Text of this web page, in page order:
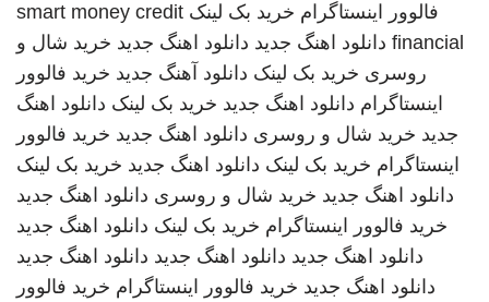
فالوور اینستاگرام خرید بک لینک smart money credit
financial دانلود اهنگ جدید دانلود اهنگ جدید خرید شال و
روسری خرید بک لینک دانلود آهنگ جدید خرید فالوور
اینستاگرام دانلود اهنگ جدید خرید بک لینک دانلود اهنگ
جدید خرید شال و روسری دانلود اهنگ جدید خرید فالوور
اینستاگرام خرید بک لینک دانلود اهنگ جدید خرید بک لینک
دانلود اهنگ جدید خرید شال و روسری دانلود اهنگ جدید
خرید فالوور اینستاگرام خرید بک لینک دانلود اهنگ جدید
دانلود اهنگ جدید دانلود اهنگ جدید دانلود اهنگ جدید
دانلود اهنگ جدید خرید فالوور اینستاگرام خرید فالوور